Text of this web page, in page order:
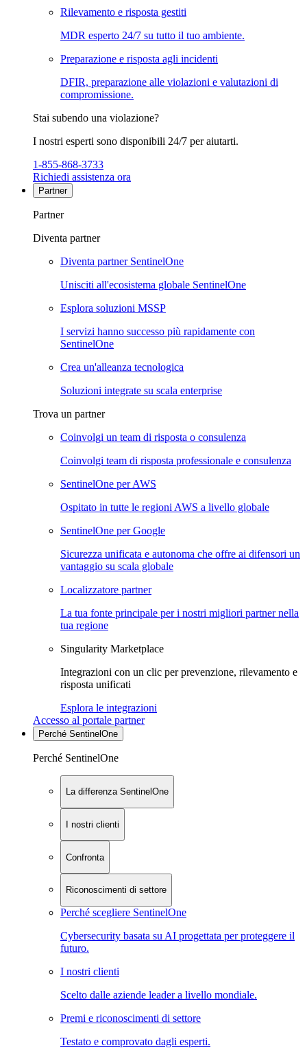
Rilevamento e risposta gestiti
MDR esperto 24/7 su tutto il tuo ambiente.
Preparazione e risposta agli incidenti
DFIR, preparazione alle violazioni e valutazioni di
compromissione.
Stai subendo una violazione?
I nostri esperti sono disponibili 24/7 per aiutarti.
1-855-868-3733
Richiedi assistenza ora
Partner
Partner
Diventa partner
Diventa partner SentinelOne
Unisciti all'ecosistema globale SentinelOne
Esplora soluzioni MSSP
I servizi hanno successo più rapidamente con
SentinelOne
Crea un'alleanza tecnologica
Soluzioni integrate su scala enterprise
Trova un partner
Coinvolgi un team di risposta o consulenza
Coinvolgi team di risposta professionale e consulenza
SentinelOne per AWS
Ospitato in tutte le regioni AWS a livello globale
SentinelOne per Google
Sicurezza unificata e autonoma che offre ai difensori un
vantaggio su scala globale
Localizzatore partner
La tua fonte principale per i nostri migliori partner nella
tua regione
Singularity Marketplace
Integrazioni con un clic per prevenzione, rilevamento e
risposta unificati
Esplora le integrazioni
Accesso al portale partner
Perché SentinelOne
Perché SentinelOne
La differenza SentinelOne
I nostri clienti
Confronta
Riconoscimenti di settore
Perché scegliere SentinelOne
Cybersecurity basata su AI progettata per proteggere il
futuro.
I nostri clienti
Scelto dalle aziende leader a livello mondiale.
Premi e riconoscimenti di settore
Testato e comprovato dagli esperti.